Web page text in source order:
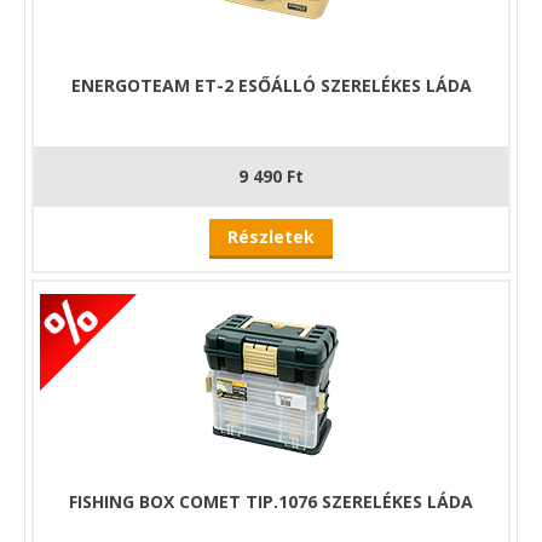
- Védett, bejegyzett formatervezési minta
ENERGOTEAM ET-2 ESŐÁLLÓ SZERELÉKES LÁDA
9 490 Ft
Részletek
FISHING BOX COMET TIP.1076 SZERELÉKES LÁDA